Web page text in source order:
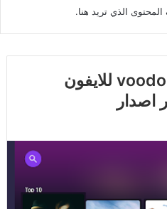
الذي تريد هنا.
تنزيل برنامج فودو voodoo للايفون